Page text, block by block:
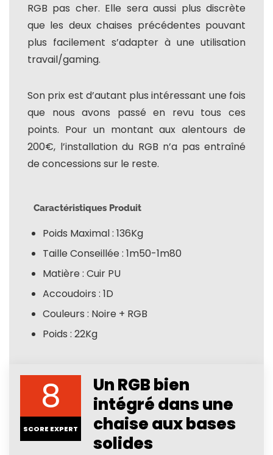
RGB pas cher. Elle sera aussi plus discrète
que les deux chaises précédentes pouvant
plus facilement s’adapter à une utilisation
travail/gaming.
Son prix est d’autant plus intéressant une fois
que nous avons passé en revu tous ces
points. Pour un montant aux alentours de
200€, l’installation du RGB n’a pas entraîné
de concessions sur le reste.
Caractéristiques Produit
Poids Maximal : 136Kg
Taille Conseillée : 1m50-1m80
Matière : Cuir PU
Accoudoirs : 1D
Couleurs : Noire + RGB
Poids : 22Kg
8
SCORE EXPERT
Un RGB bien
intégré dans une
chaise aux bases
solides